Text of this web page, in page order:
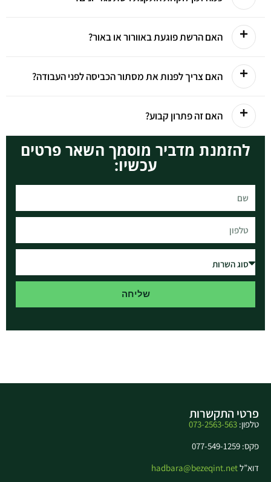
האם הרשת פוגעת באוורור או באור?
האם צריך לפנות את מסתור הכביסה לפני העבודה?
האם זה פתרון קבוע?
להזמנת מדביר מוסמך השאר פרטים
עכשיו:
שליחה
פרטי התקשרות
טלפון: 073-2563-563
פקס: 077-549-1259
דוא”לhadbara@bezeqint.net